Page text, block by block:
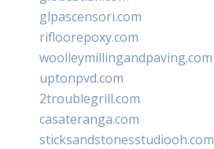
glpascensori.com
rifloorepoxy.com
woolleymillingandpaving.com
uptonpvd.com
2troublegrill.com
casateranga.com
sticksandstonesstudiooh.com